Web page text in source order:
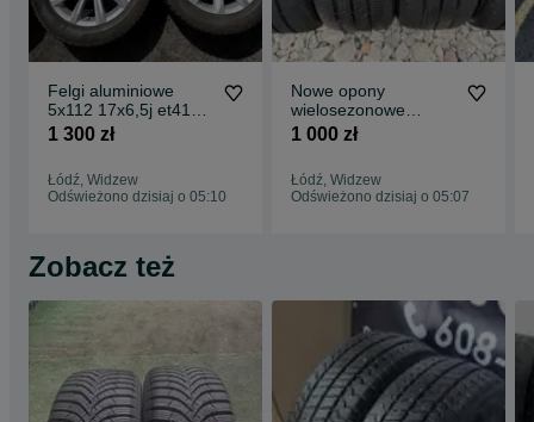
Felgi aluminiowe
5x112 17x6,5j et41
Vw Skoda Seat Audi
1 300 zł
Łódź, Widzew
Odświeżono dzisiaj o 05:10
Nowe opony
wielosezonowe
185/55/16 Hankook
1 000 zł
Łódź, Widzew
Odświeżono dzisiaj o 05:07
Zobacz też